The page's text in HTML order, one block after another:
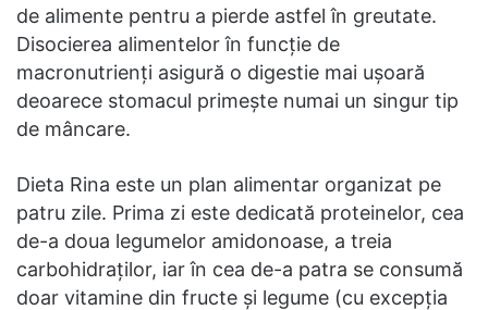
de alimente pentru a pierde astfel în greutate.
Disocierea alimentelor în funcție de
macronutrienți asigură o digestie mai ușoară
deoarece stomacul primește numai un singur tip
de mâncare.
Dieta Rina este un plan alimentar organizat pe
patru zile. Prima zi este dedicată proteinelor, cea
de-a doua legumelor amidonoase, a treia
carbohidraților, iar în cea de-a patra se consumă
doar vitamine din fructe și legume (cu excepția